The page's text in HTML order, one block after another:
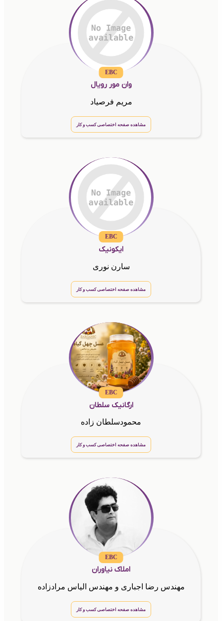
EBC
وان مور رویال
مریم فرصیاد
مشاهده صفحه اختصاصی کسب و کار
EBC
ایکونیک
سارن نوری
مشاهده صفحه اختصاصی کسب و کار
EBC
ارگانیک سلطان
محمودسلطان زاده
مشاهده صفحه اختصاصی کسب و کار
EBC
املاک نیاوران
مهندس رضا اجباری و مهندس الیاس مرادزاده
مشاهده صفحه اختصاصی کسب و کار